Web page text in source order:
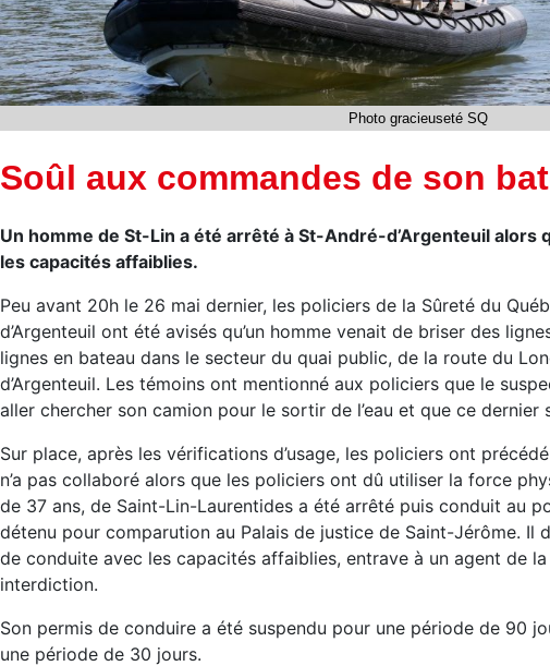
Photo gracieuseté SQ
Soûl aux commandes de son
Un homme de St-Lin a été arrêté à St-André-d’Argenteuil alors
les capacités affaiblies.
Peu avant 20h le 26 mai dernier, les policiers de la Sûreté du
d’Argenteuil ont été avisés qu’un homme venait de briser des
lignes en bateau dans le secteur du quai public, de la route du
d’Argenteuil. Les témoins ont mentionné aux policiers que le
aller chercher son camion pour le sortir de l’eau et que ce dernier
Sur place, après les vérifications d’usage, les policiers ont
n’a pas collaboré alors que les policiers ont dû utiliser la force
de 37 ans, de Saint-Lin-Laurentides a été arrêté puis conduit au
détenu pour comparution au Palais de justice de Saint-Jérôme. Il
de conduite avec les capacités affaiblies, entrave à un agent de
interdiction.
Son permis de conduire a été suspendu pour une période de 90
une période de 30 jours.